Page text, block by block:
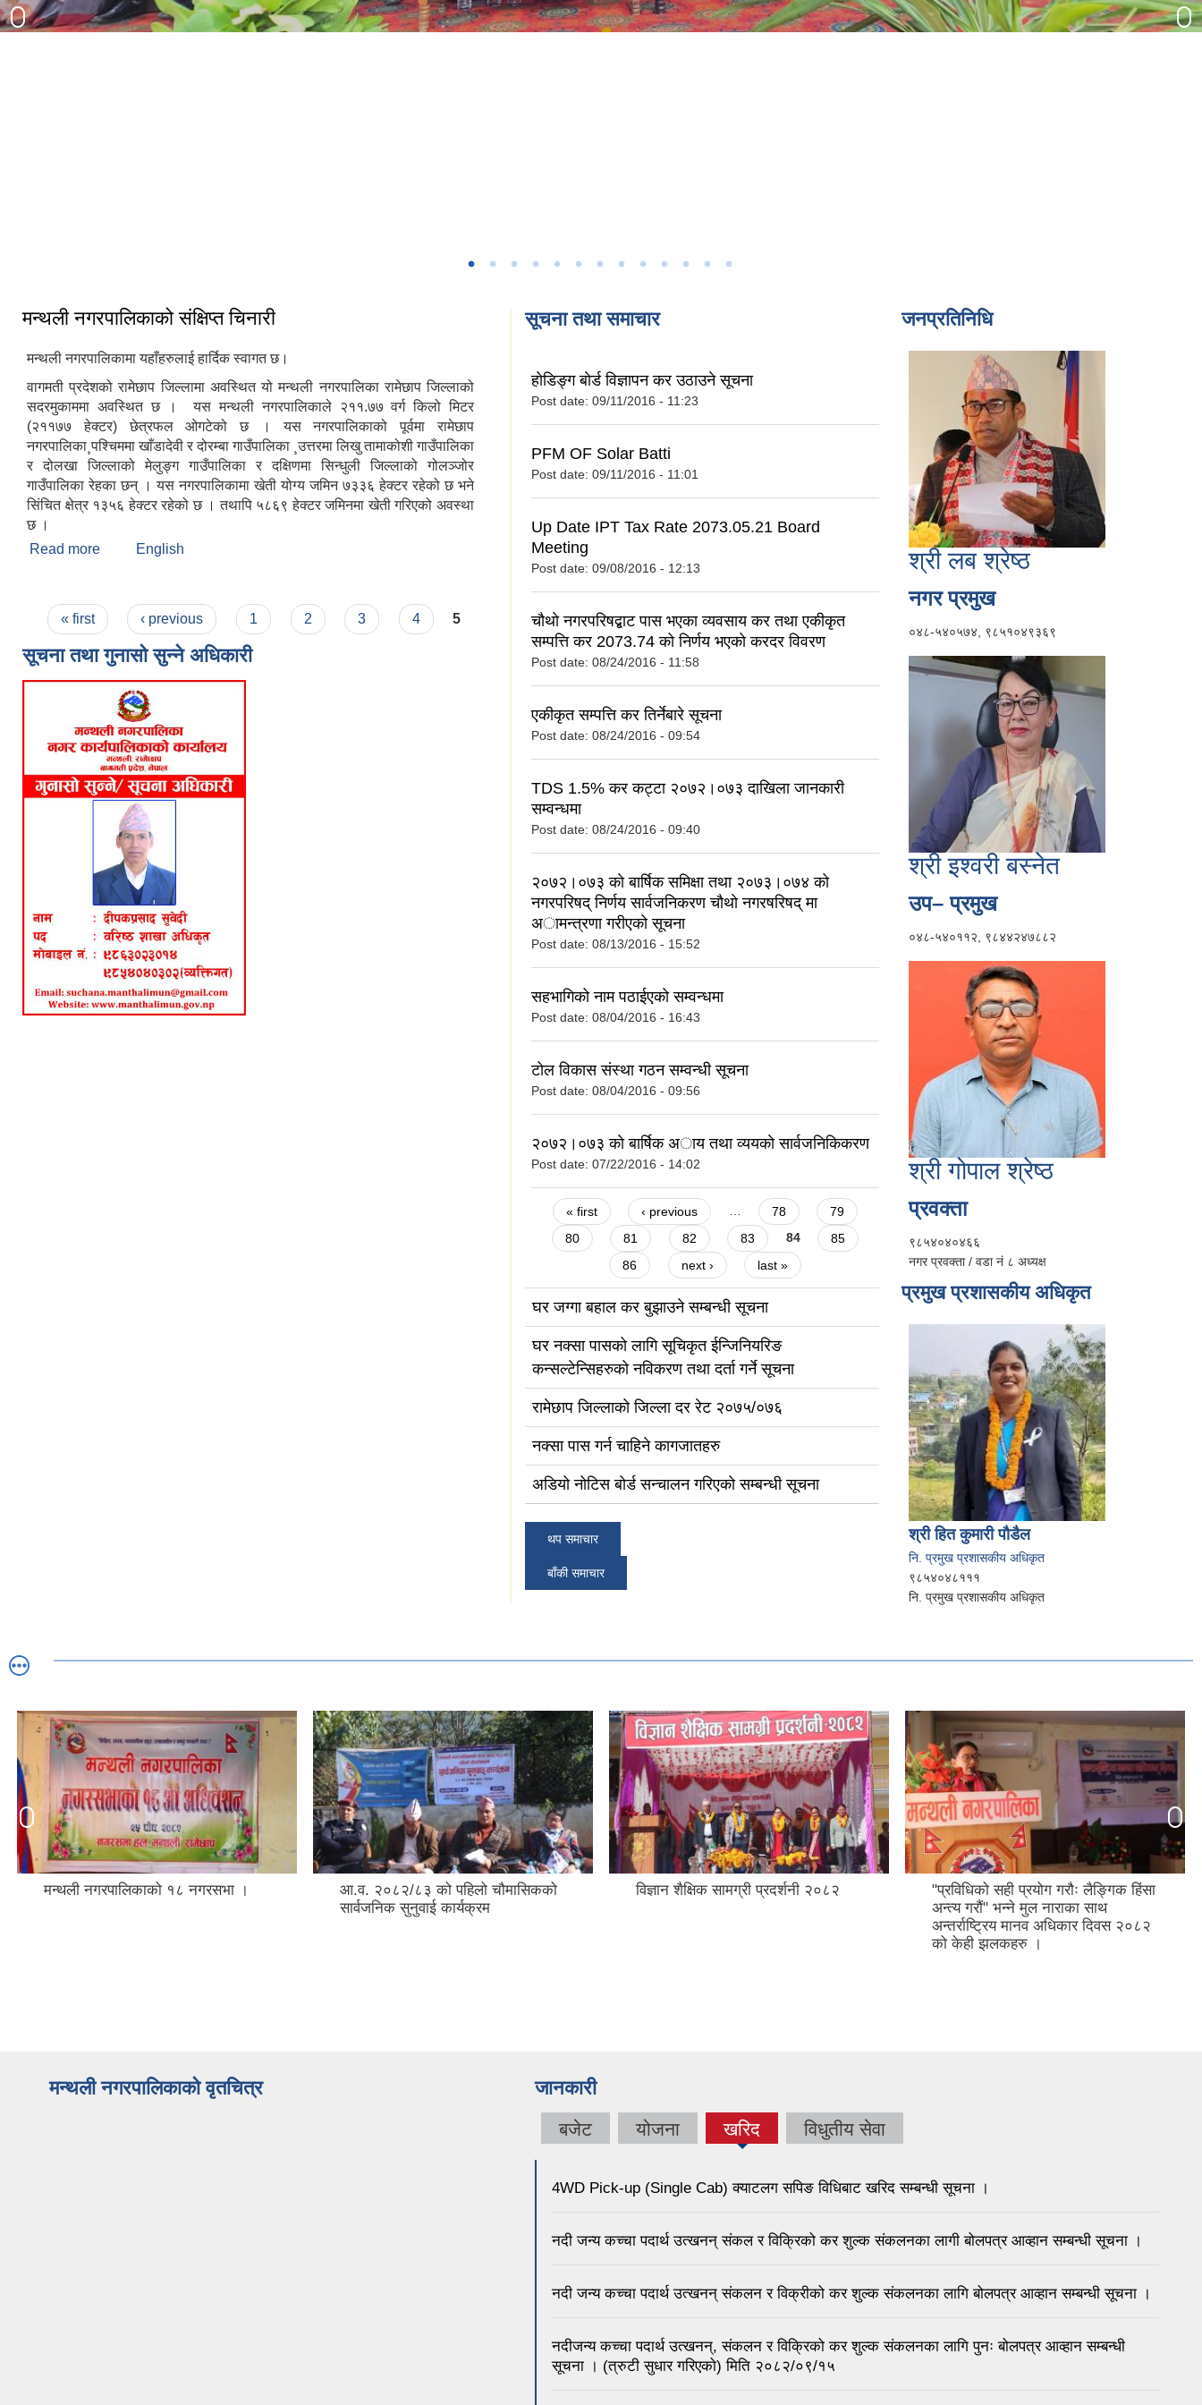
मन्थली नगरपालिकाको संक्षिप्त चिनारी
मन्थली नगरपालिकामा यहाँहरुलाई हार्दिक स्वागत छ।
वागमती प्रदेशको रामेछाप जिल्लामा अवस्थित यो मन्थली नगरपालिका रामेछाप जिल्लाको
सदरमुकाममा अवस्थित छ । यस मन्थली नगरपालिकाले २११.७७ वर्ग किलो मिटर
(२११७७ हेक्टर) छेत्रफल ओगटेको छ । यस नगरपालिकाको पूर्वमा रामेछाप
नगरपालिका¸पश्चिममा खाँडादेवी र दोरम्बा गाउँपालिका ¸उत्तरमा लिखु तामाकोशी गाउँपालिका
र दोलखा जिल्लाको मेलुङ्ग गाउँपालिका र दक्षिणमा सिन्धुली जिल्लाको गोलञ्जोर
गाउँपालिका रेहका छन् । यस नगरपालिकामा खेती योग्य जमिन ७३३६ हेक्टर रहेको छ भने
सिंचित क्षेत्र १३५६ हेक्टर रहेको छ । तथापि ५८६९ हेक्टर जमिनमा खेती गरिएको अवस्था
छ ।
Read more about मन्थली नगरपालिकाको संक्षिप्त चिनारी
English
Pages
« first ‹ previous 1 2 3 4 5
सूचना तथा गुनासो सुन्ने अधिकारी
सूचना तथा समाचार
हाेडिङ्ग बाेर्ड विज्ञापन कर उठाउने सूचना
Post date: 09/11/2016 - 11:23
PFM OF Solar Batti
Post date: 09/11/2016 - 11:01
Up Date IPT Tax Rate 2073.05.21 Board
Meeting
Post date: 09/08/2016 - 12:13
चाैथाे नगरपरिषद्बाट पास भएका व्यवसाय कर तथा एकीकृत
सम्पत्ति कर 2073.74 को निर्णय भएकाे करदर विवरण
Post date: 08/24/2016 - 11:58
एकीकृत सम्पत्ति कर तिर्नेबारे सूचना
Post date: 08/24/2016 - 09:54
TDS 1.5% कर कट्टा २०७२।०७३ दाखिला जानकारी
सम्वन्धमा
Post date: 08/24/2016 - 09:40
२०७२।०७३ काे बार्षिक समिक्षा तथा २०७३।०७४ को
नगरपरिषद् निर्णय सार्वजनिकरण चौथाे नगरषरिषद् मा
अामन्त्रणा गरीएको सूचना
Post date: 08/13/2016 - 15:52
सहभागिको नाम पठाईएको सम्वन्धमा
Post date: 08/04/2016 - 16:43
टोल विकास संस्था गठन सम्वन्धी सूचना
Post date: 08/04/2016 - 09:56
२०७२।०७३ काे बार्षिक अाय तथा व्ययकाे सार्वजनिकिकरण
Post date: 07/22/2016 - 14:02
Pages
« first ‹ previous … 78
79
80
81 82 83 84
85
86
next › last »
घर जग्गा बहाल कर बुझाउने सम्बन्धी सूचना
घर नक्सा पासको लागि सूचिकृत ईन्जिनियरिङ
कन्सल्टेन्सिहरुको नविकरण तथा दर्ता गर्ने सूचना
रामेछाप जिल्लाको जिल्ला दर रेट २०७५/०७६
नक्सा पास गर्न चाहिने कागजातहरु
अडियो नोटिस बोर्ड सन्चालन गरिएको सम्बन्धी सूचना
थप समाचार
बाँकी समाचार
जनप्रतिनिधि
श्री लब श्रेष्ठ
नगर प्रमुख
०४८-५४०५७४, ९८५१०४९३६९
श्री इश्वरी बस्नेत
उप– प्रमुख
०४८-५४०११२, ९८४४२४७८८२
श्री गोपाल श्रेष्ठ
प्रवक्ता
९८५४०४०४६६
नगर प्रवक्ता / वडा नं ८ अध्यक्ष
प्रमुख प्रशासकीय अधिकृत
श्री हित कुमारी पौडैल
नि. प्रमुख प्रशासकीय अधिकृत
९८५४०४८१११
नि. प्रमुख प्रशासकीय अधिकृत
मन्थली नगरपालिकाको १८ नगरसभा ।
आ.व. २०८२/८३ को पहिलो चौमासिकको
सार्वजनिक सुनुवाई कार्यक्रम
विज्ञान शैक्षिक सामग्री प्रदर्शनी २०८२
"प्रविधिको सही प्रयोग गरौः लैङ्गिक हिंसा
अन्त्य गरौं" भन्ने मुल नाराका साथ
अन्तर्राष्ट्रिय मानव अधिकार दिवस २०८२
को केही झलकहरु ।
मन्थली नगरपालिकाको वृतचित्र जानकारी
बजेट योजना खरिद विधुतीय सेवा
4WD Pick-up (Single Cab) क्याटलग सपिङ विधिबाट खरिद सम्बन्धी सूचना ।
नदी जन्य कच्चा पदार्थ उत्खनन् संकल र विक्रिको कर शुल्क संकलनका लागी बोलपत्र आव्हान सम्बन्धी सूचना ।
नदी जन्य कच्चा पदार्थ उत्खनन् संकलन र विक्रीको कर शुल्क संकलनका लागि बोलपत्र आव्हान सम्बन्धी सूचना ।
नदीजन्य कच्चा पदार्थ उत्खनन्, संकलन र विक्रिको कर शुल्क संकलनका लागि पुनः बोलपत्र आव्हान सम्बन्धी
सूचना । (त्रुटी सुधार गरिएको) मिति २०८२/०९/१५